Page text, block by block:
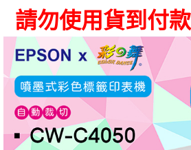
請勿使用貨到付